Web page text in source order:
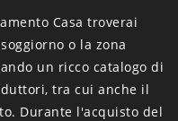
Casa troverai
o la zona
un ricco catalogo di
tra cui anche il
Durante l'acquisto del